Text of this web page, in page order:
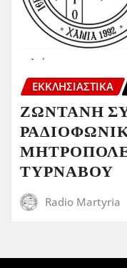
ΕΚΚΛΗΣΙΑΣΤΙΚΆ
ΖΩΝΤΑΝΗ
ΤΥΡΝΑΒΟΥ
Radio Martyria